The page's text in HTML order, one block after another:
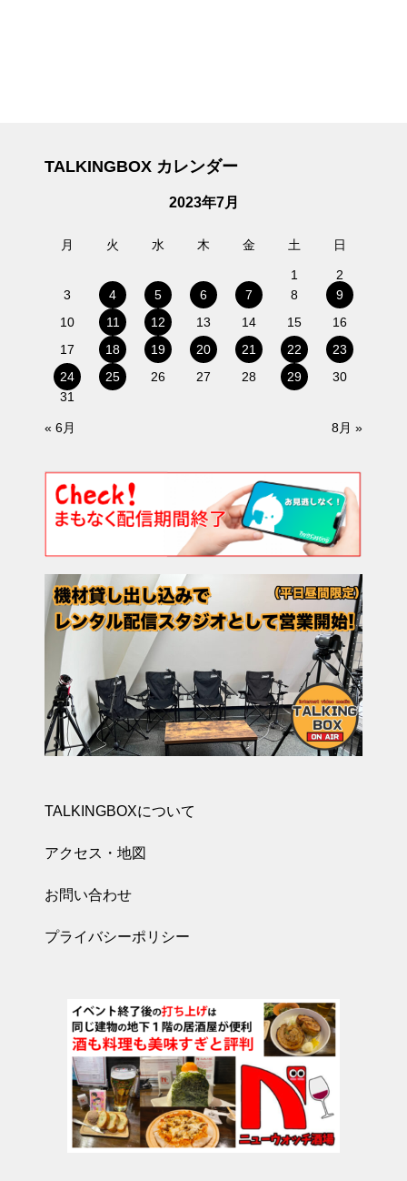
TALKINGBOX カレンダー
2023年7月
月 火 水 木 金 土 日
1
2
3
4 5 6 7 8
9
10
11 12 13 14 15
16
17
18 19 20 21 22
23
24
25 26 27 28 29
30
31
« 6月 8月 »
TALKINGBOXについて
アクセス・地図
お問い合わせ
プライバシーポリシー